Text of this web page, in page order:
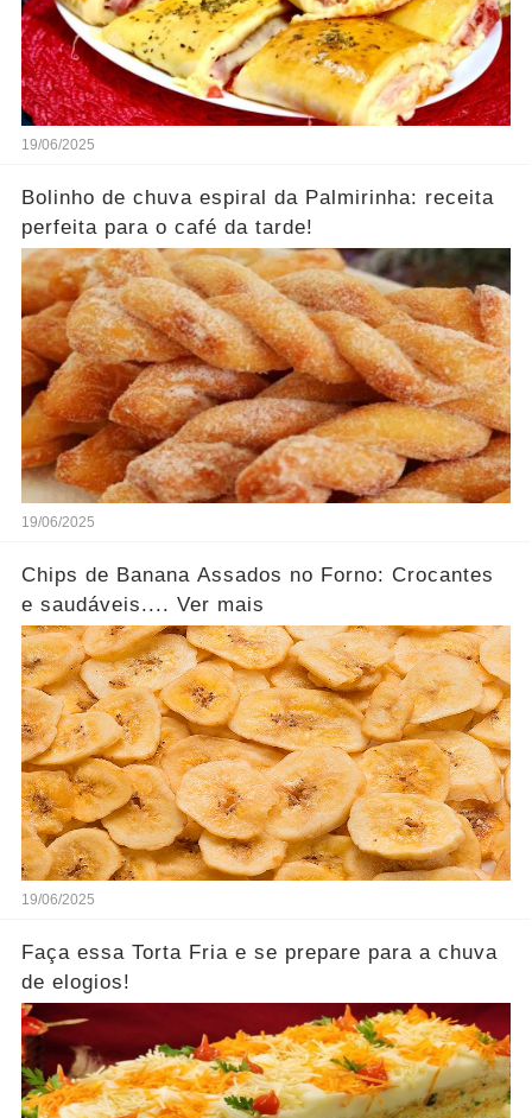
19/06/2025
Bolinho de chuva espiral da Palmirinha: receita
perfeita para o café da tarde!
19/06/2025
Chips de Banana Assados no Forno: Crocantes
e saudáveis.... Ver mais
19/06/2025
Faça essa Torta Fria e se prepare para a chuva
de elogios!